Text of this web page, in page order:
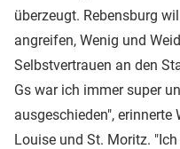
überzeugt. Rebensburg
angreifen, Wenig und
Selbstvertrauen an den
Gs war ich immer super
ausgeschieden", erinnerte
Louise und St. Moritz.